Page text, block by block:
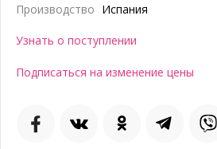
Производство Испания
Узнать о поступлении
Подписаться на изменение цены